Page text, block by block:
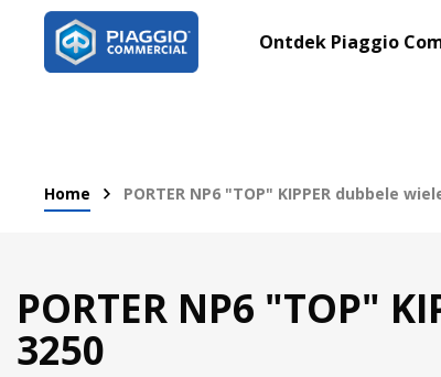
Ontdek Piaggio
Home PORTER NP6 "TOP" KIPPER dubbele
PORTER NP6 "TOP"
3250